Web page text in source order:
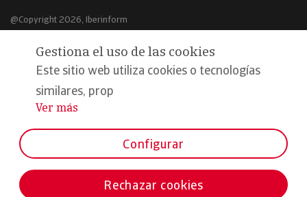
@Copyright 2026, Iberinform
Aviso legal
Política de cookies
Declaración de privacidad
Formamos parte de:
Gestiona el uso de las cookies
Este sitio web utiliza cookies o tecnologías
similares, prop
...
Ver más
Configurar
Rechazar cookies